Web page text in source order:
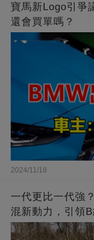
寶馬新Logo引爭
還會買單嗎？
2024/11/18
一代更比一代強
混新動力，引領B